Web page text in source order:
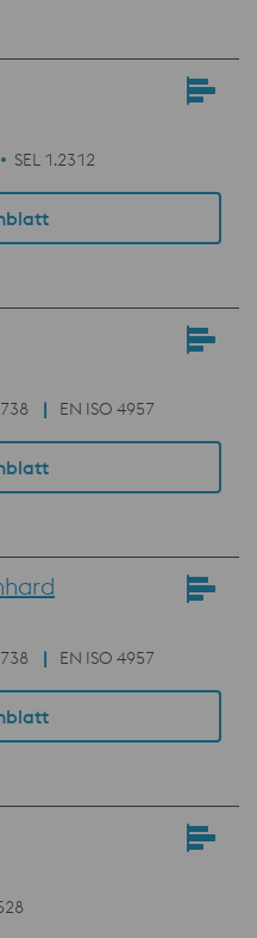
SEL 1.2312
EN ISO 4957
EN ISO 4957